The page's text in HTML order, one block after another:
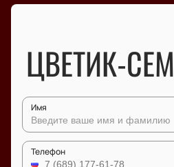
ЦВЕТИК-
Имя
Телефон